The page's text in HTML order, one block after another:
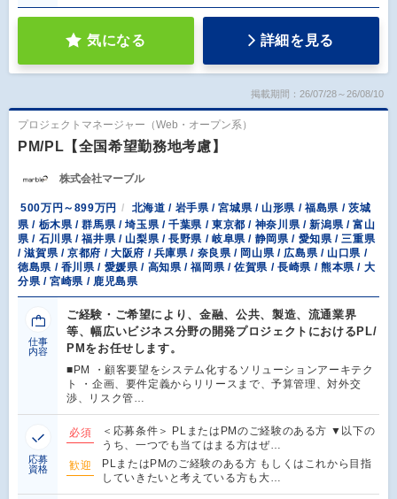
気になる 詳細を見る
掲載期間：26/07/28～26/08/10
プロジェクトマネージャー（Web・オープン系）
PM/PL【全国希望勤務地考慮】
株式会社マーブル
500万円～899万円
北海道 / 岩手県 / 宮城県 / 山形県 / 福島県 / 茨城
県 / 栃木県 / 群馬県 / 埼玉県 / 千葉県 / 東京都 / 神奈川県 / 新潟県 / 富山
県 / 石川県 / 福井県 / 山梨県 / 長野県 / 岐阜県 / 静岡県 / 愛知県 / 三重県
/ 滋賀県 / 京都府 / 大阪府 / 兵庫県 / 奈良県 / 岡山県 / 広島県 / 山口県 /
徳島県 / 香川県 / 愛媛県 / 高知県 / 福岡県 / 佐賀県 / 長崎県 / 熊本県 / 大
分県 / 宮崎県 / 鹿児島県
仕事
内容
ご経験・ご希望により、金融、公共、製造、流通業界
等、幅広いビジネス分野の開発プロジェクトにおけるPL/
PMをお任せします。
■PM ・顧客要望をシステム化するソリューションアーキテク
ト ・企画、要件定義からリリースまで、予算管理、対外交
渉、リスク管…
応募
資格
必須
＜応募条件＞ PLまたはPMのご経験のある方 ▼以下の
うち、一つでも当てはまる方はぜ…
歓迎
PLまたはPMのご経験のある方 もしくはこれから目指
していきたいと考えている方も大…